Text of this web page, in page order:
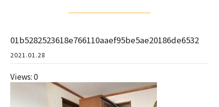
01b5282523618e766110aaef95be5ae20186de6532
2021.01.28
Views: 0